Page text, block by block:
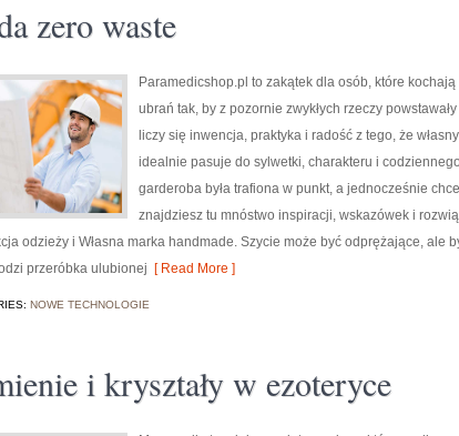
zero waste
Paramedicshop.pl to zakątek dla osób, które
ubrań tak, by z pozornie zwykłych rzeczy
liczy się inwencja, praktyka i radość z tego, że
idealnie pasuje do sylwetki, charakteru i
garderoba była trafiona w punkt, a jednocześnie
znajdziesz tu mnóstwo inspiracji, wskazówek i
odzieży i Własna marka handmade. Szycie może być odprężające, ale
przeróbka ulubionej [ Read More ]
NOWE TECHNOLOGIE
i kryształy w ezoteryce